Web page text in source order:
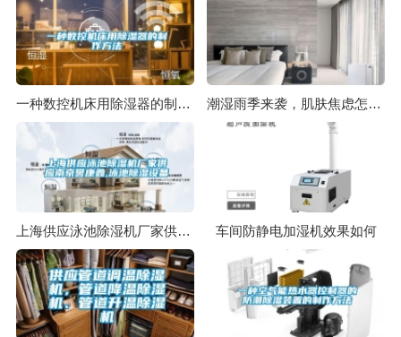
一种数控机床用除湿器的制作方法 潮湿雨季来袭，肌肤焦虑怎么办？
上海供应泳池除湿机厂家供应南京誉康鑫,泳池除湿设备 车间防静电加湿机效果如何